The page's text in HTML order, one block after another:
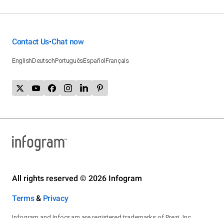
Contact Us•Chat now
EnglishDeutschPortuguêsEspañolFrançais
All rights reserved © 2026 Infogram
Terms& Privacy